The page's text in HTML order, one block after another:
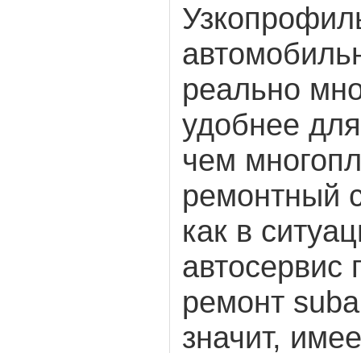
реально
удобнее
чем
ремонтный
как в
автосервис
ремонт
значит,